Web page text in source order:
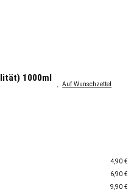
1000ml
4,90 €
6,90 €
9,90 €
Auf Wunschzettel